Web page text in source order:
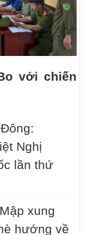
với chiến
Nghị
lần thứ
xung
hướng về